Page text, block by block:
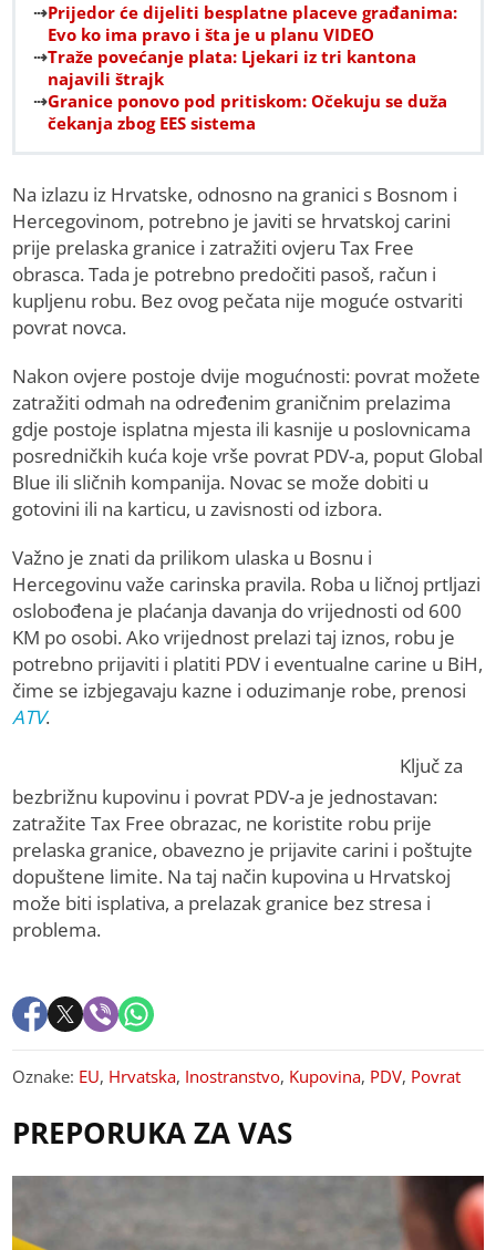
Prijedor će dijeliti besplatne placeve građanima:
Evo ko ima pravo i šta je u planu VIDEO
Traže povećanje plata: Ljekari iz tri kantona
najavili štrajk
Granice ponovo pod pritiskom: Očekuju se duža
čekanja zbog EES sistema
Na izlazu iz Hrvatske, odnosno na granici s Bosnom i
Hercegovinom, potrebno je javiti se hrvatskoj carini
prije prelaska granice i zatražiti ovjeru Tax Free
obrasca. Tada je potrebno predočiti pasoš, račun i
kupljenu robu. Bez ovog pečata nije moguće ostvariti
povrat novca.
Nakon ovjere postoje dvije mogućnosti: povrat možete
zatražiti odmah na određenim graničnim prelazima
gdje postoje isplatna mjesta ili kasnije u poslovnicama
posredničkih kuća koje vrše povrat PDV-a, poput Global
Blue ili sličnih kompanija. Novac se može dobiti u
gotovini ili na karticu, u zavisnosti od izbora.
Važno je znati da prilikom ulaska u Bosnu i
Hercegovinu važe carinska pravila. Roba u ličnoj prtljazi
oslobođena je plaćanja davanja do vrijednosti od 600
KM po osobi. Ako vrijednost prelazi taj iznos, robu je
potrebno prijaviti i platiti PDV i eventualne carine u BiH,
čime se izbjegavaju kazne i oduzimanje robe, prenosi
ATV.
Ključ za
bezbrižnu kupovinu i povrat PDV-a je jednostavan:
zatražite Tax Free obrazac, ne koristite robu prije
prelaska granice, obavezno je prijavite carini i poštujte
dopuštene limite. Na taj način kupovina u Hrvatskoj
može biti isplativa, a prelazak granice bez stresa i
problema.
Oznake: EU, Hrvatska, Inostranstvo, Kupovina, PDV, Povrat
PREPORUKA ZA VAS